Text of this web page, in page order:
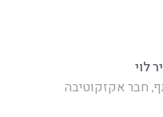
לוי
חבר אקזקוטיבה